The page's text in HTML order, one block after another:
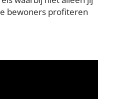
bewoners profiteren